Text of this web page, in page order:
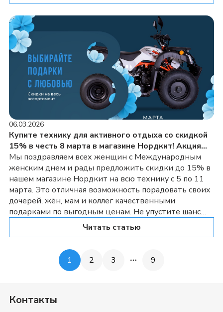
06.03.2026
Купите технику для активного отдыха со скидкой
15% в честь 8 марта в магазине Нордкит! Акция
продлится с 05.03 по 11.03
Мы поздравляем всех женщин с Международным
женским днем и рады предложить скидки до 15% в
нашем магазине Нордкит на всю технику с 5 по 11
марта. Это отличная возможность порадовать своих
дочерей, жён, мам и коллег качественными
подарками по выгодным ценам. Не упустите шанс
сделать приятное своим близким уже сегодня!
Читать статью
1 2 3 More pages
9
Контакты